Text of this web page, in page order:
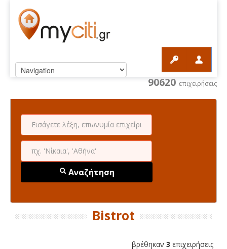
90620 επιχειρήσεις
Αναζήτηση
Bistrot
βρέθηκαν 3 επιχειρήσεις